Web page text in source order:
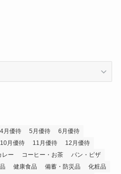
4月優待 5月優待
6月優待
10月優待 11月優待
12月優待
レー コーヒー・お茶
パン・ピザ
健康食品 備蓄・防災品
化粧品